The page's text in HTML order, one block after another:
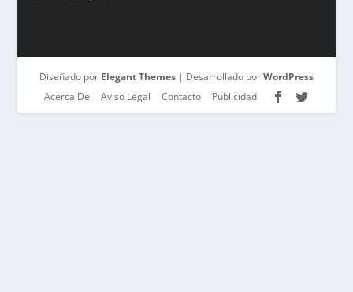
Diseñado por Elegant Themes| Desarrollado porWordPress
Acerca De
Aviso Legal Contacto Publicidad